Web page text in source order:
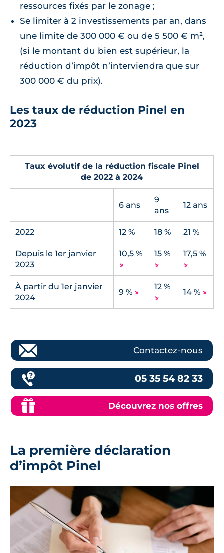
ressources fixés par le zonage ;
Se limiter à 2 investissements par an, dans
une limite de 300 000 € ou de 5 500 € m²,
(si le montant du bien est supérieur, la
réduction d’impôt n’interviendra que sur
300 000 € du prix).
Les taux de réduction Pinel en
2023
Taux évolutif de la réduction fiscale Pinel
de 2022 à 2024
6 ans
9
ans
12 ans
2022 12 % 18 % 21 %
Depuis le 1er janvier
2023
10,5 %
↘
15 %
↘
17,5 %
↘
À partir du 1er janvier
2024
9 % ↘
12 %
↘
14 % ↘
Contactez-nous
05 35 54 82 33
Découvrez nos offres
La première déclaration
d’impôt Pinel